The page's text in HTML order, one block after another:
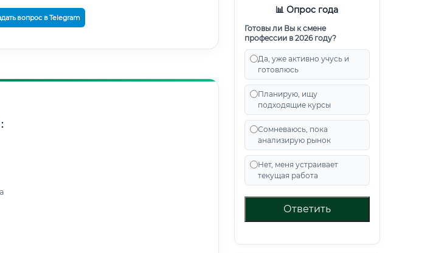
📊 Опрос года
Готовы ли Вы к смене
профессии в 2026 году?
Да, уже активно учусь и
готовлюсь
Планирую, ищу
подходящие курсы
Сомневаюсь, пока
анализирую рынок
Нет, меня устраивает
текущая работа
Ответить
вопрос в Telegram